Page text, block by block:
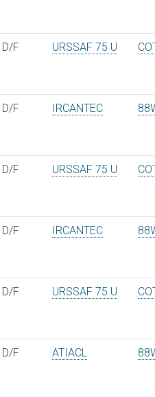
D/F URSSAF 75 U
D/F IRCANTEC
D/F URSSAF 75 U
D/F IRCANTEC
D/F URSSAF 75 U
D/F ATIACL